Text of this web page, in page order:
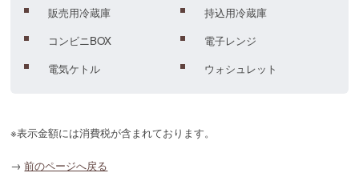
販売用冷蔵庫
持込用冷蔵庫
コンビニBOX
電子レンジ
電気ケトル
ウォシュレット
※表示金額には消費税が含まれております。
→ 前のページへ戻る